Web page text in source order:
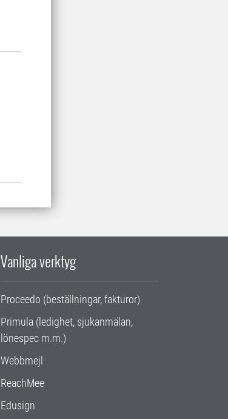
Vanliga verktyg
Proceedo (beställningar, fakturor)
Primula (ledighet, sjukanmälan,
lönespec m.m.)
Webbmejl
ReachMee
Edusign